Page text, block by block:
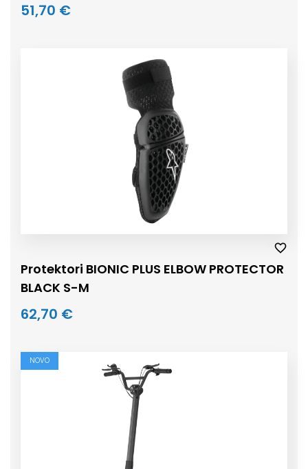
51,70 €
Protektori BIONIC PLUS ELBOW PROTECTOR
BLACK S-M
62,70 €
NOVO